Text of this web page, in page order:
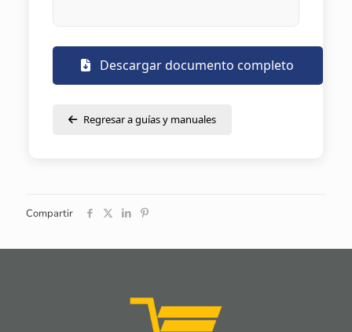
Descargar documento completo
Regresar a guías y manuales
Compartir